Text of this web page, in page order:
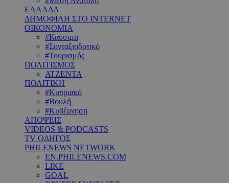
ΕΛΛΑΔΑ
ΔΗΜΟΦΙΛΗ ΣΤΟ INTERNET
ΟΙΚΟΝΟΜΙΑ
#Καύσιμα
#Συνταξιοδοτικό
#Τουρισμός
ΠΟΛΙΤΙΣΜΟΣ
ΑΤΖΕΝΤΑ
ΠΟΛΙΤΙΚΗ
#Κυπριακό
#Βουλή
#Κυβέρνηση
ΑΠΟΨΕΙΣ
VIDEOS & PODCASTS
TV ΟΔΗΓΟΣ
PHILENEWS NETWORK
EN.PHILENEWS.COM
LIKE
GOAL